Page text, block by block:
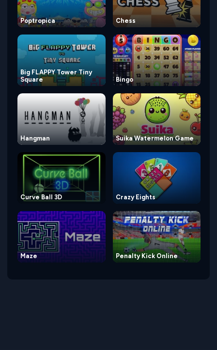
Poptropica Chess
Big FLAPPY Tower Tiny
Square
Bingo
Hangman Suika Watermelon Game
Curve Ball 3D Crazy Eights
Maze Penalty Kick Online